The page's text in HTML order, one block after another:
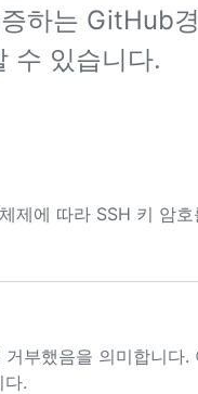
하는 GitHub
수 있습니다.
제에 따라 SSH 키 암
부했음을 의미합니다
다.